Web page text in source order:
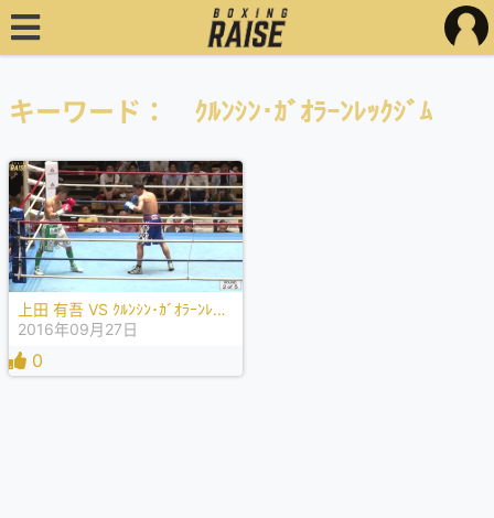
キーワード： ｸﾙﾝｼﾝ･ｶﾞｵﾗｰﾝﾚｯｸｼﾞﾑ
上田 有吾 VS ｸﾙﾝｼﾝ･ｶﾞｵﾗｰﾝﾚｯｸｼﾞﾑ
2016年09月27日
0